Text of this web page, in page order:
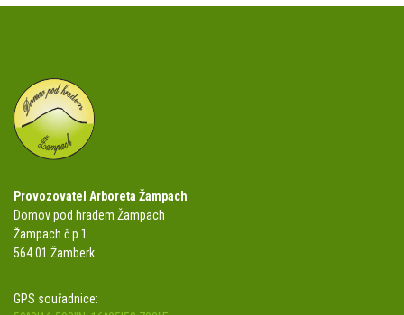
Provozovatel Arboreta Žampach
Domov pod hradem Žampach
Žampach č.p.1
564 01 Žamberk
GPS souřadnice: